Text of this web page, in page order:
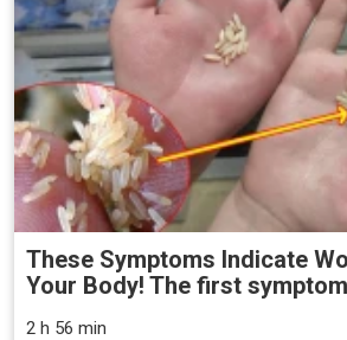
These Symptoms Indicate
Your Body! The first
2 h 56 min